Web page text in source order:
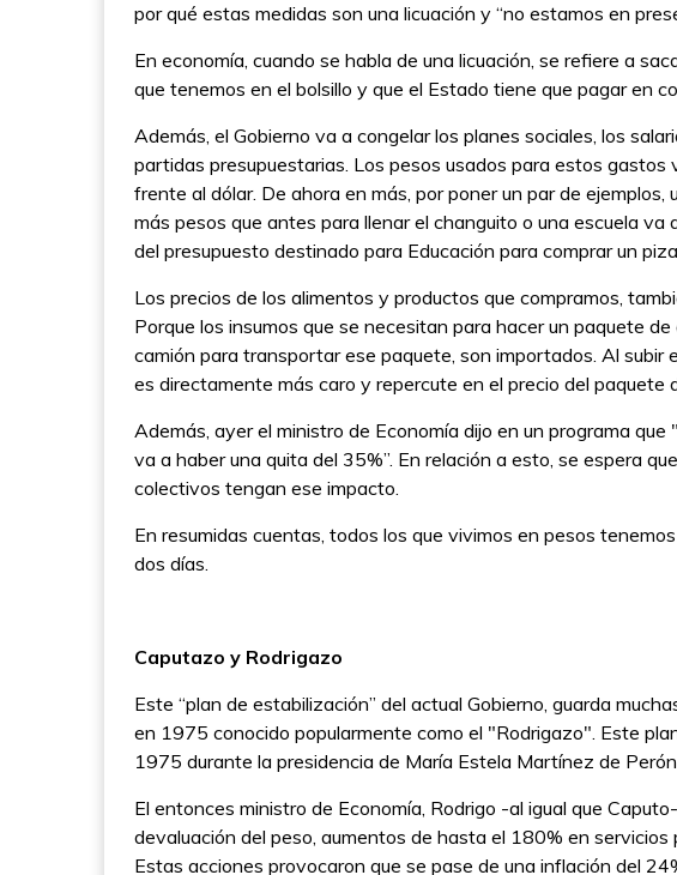
por qué estas medidas son una licuación y “no estamos en
En economía, cuando se habla de una licuación, se refiere a
que tenemos en el bolsillo y que el Estado tiene que pagar en
Además, el Gobierno va a congelar los planes sociales, los
partidas presupuestarias. Los pesos usados para estos gastos
frente al dólar. De ahora en más, por poner un par de
más pesos que antes para llenar el changuito o una escuela
del presupuesto destinado para Educación para comprar un
Los precios de los alimentos y productos que compramos,
Porque los insumos que se necesitan para hacer un paquete
camión para transportar ese paquete, son importados. Al subir
es directamente más caro y repercute en el precio del paquete
Además, ayer el ministro de Economía dijo en un programa
va a haber una quita del 35%”. En relación a esto, se espera
colectivos tengan ese impacto.
En resumidas cuentas, todos los que vivimos en pesos
dos días.
Caputazo y Rodrigazo
Este “plan de estabilización” del actual Gobierno, guarda
en 1975 conocido popularmente como el "Rodrigazo". Este
1975 durante la presidencia de María Estela Martínez de
El entonces ministro de Economía, Rodrigo -al igual que
devaluación del peso, aumentos de hasta el 180% en
Estas acciones provocaron que se pase de una inflación del